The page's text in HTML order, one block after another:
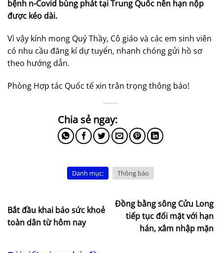
bệnh n-Covid bùng phát tại Trung Quốc nên hạn nộp
được kéo dài.
Vì vậy kính mong Quý Thầy, Cô giáo và các em sinh viên
có nhu cầu đăng kí dự tuyển, nhanh chóng gửi hồ sơ
theo hướng dẫn.
Phòng Hợp tác Quốc tế xin trân trọng thông báo!
Danh mục: Thông báo
Bắt đầu khai báo sức khoẻ
toàn dân từ hôm nay
Đồng bằng sông Cửu Long
tiếp tục đối mặt với hạn
hán, xâm nhập mặn